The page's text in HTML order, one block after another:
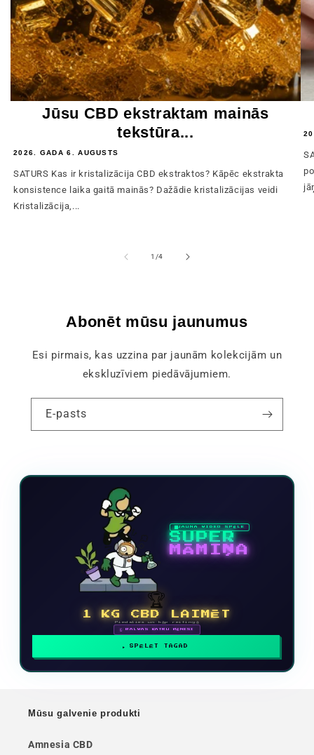
Jūsu CBD ekstraktam mainās
tekstūra...
2026. GADA 6. AUGUSTS
SATURS Kas ir kristalizācija CBD ekstraktos? Kāpēc ekstrakta
konsistence laika gaitā mainās? Dažādie kristalizācijas veidi
Kristalizācija,...
1 /no
4
Abonēt mūsu jaunumus
Esi pirmais, kas uzzina par jaunām kolekcijām un
ekskluzīviem piedāvājumiem.
E-pasts
JAUNA VIDEO SPĒLE
SUPER
MĀMIŅA
🏆
1 KG CBD LAIMĒT
Piedalies un kāp reitingā
🗓 BALVAS KATRU MĒNESI
SPĒLĒT TAGAD
Mūsu galvenie produkti
Amnesia CBD